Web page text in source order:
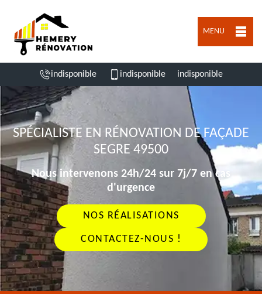
MENU
indisponible indisponible indisponible
SPÉCIALISTE EN RÉNOVATION DE FAÇADE
SEGRE 49500
Nous intervenons 24h/24 sur 7j/7 en cas
d'urgence
NOS RÉALISATIONS
CONTACTEZ-NOUS !